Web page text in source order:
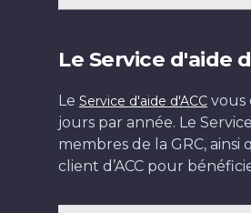
Le Service d'aide
Le Service d'aide d'ACC vous
jours par année. Le
membres de la GRC, ainsi
client d’ACC pour